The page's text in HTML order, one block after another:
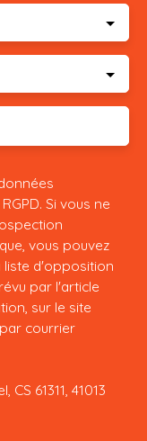
Si vous ne
vous pouvez
liste d'opposition
par l'article
sur le site
courrier
61311, 41013